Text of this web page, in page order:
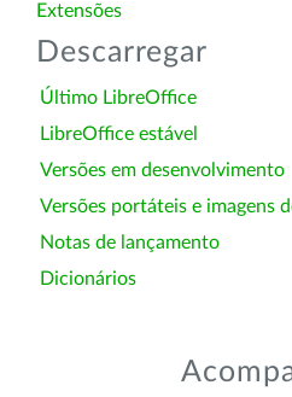
Extensões
Descarregar
Último LibreOffice
LibreOffice estável
Versões em desenvolvimento
Versões portáteis e imagens
Notas de lançamento
Dicionários